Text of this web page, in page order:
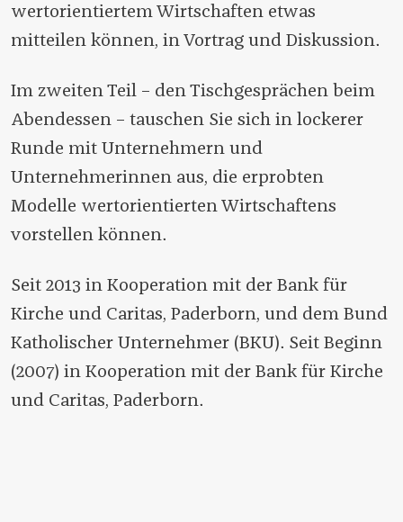
wertorientiertem Wirtschaften etwas
mitteilen können, in Vortrag und Diskussion.
Im zweiten Teil – den Tischgesprächen beim
Abendessen – tauschen Sie sich in lockerer
Runde mit Unternehmern und
Unternehmerinnen aus, die erprobten
Modelle wertorientierten Wirtschaftens
vorstellen können.
Seit 2013 in Kooperation mit der Bank für
Kirche und Caritas, Paderborn, und dem Bund
Katholischer Unternehmer (BKU). Seit Beginn
(2007) in Kooperation mit der Bank für Kirche
und Caritas, Paderborn.